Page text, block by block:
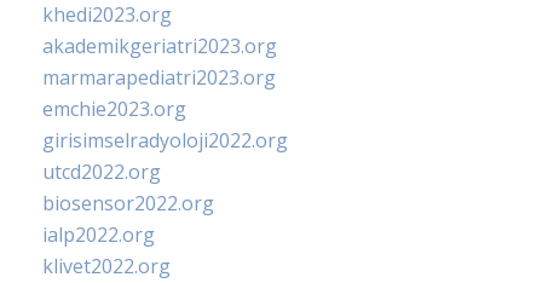
khedi2023.org
akademikgeriatri2023.org
marmarapediatri2023.org
emchie2023.org
girisimselradyoloji2022.org
utcd2022.org
biosensor2022.org
ialp2022.org
klivet2022.org